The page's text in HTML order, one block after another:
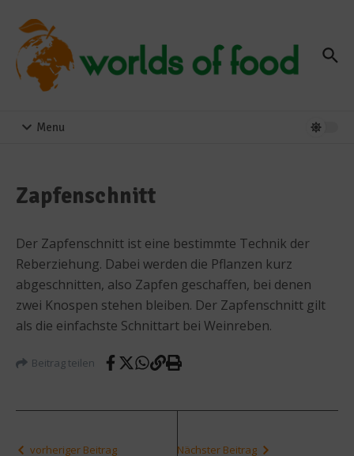
Menu
Zapfenschnitt
Der Zapfenschnitt ist eine bestimmte Technik der
Reberziehung. Dabei werden die Pflanzen kurz
abgeschnitten, also Zapfen geschaffen, bei denen
zwei Knospen stehen bleiben. Der Zapfenschnitt gilt
als die einfachste Schnittart bei Weinreben.
Beitrag teilen
vorheriger Beitrag Nächster Beitrag